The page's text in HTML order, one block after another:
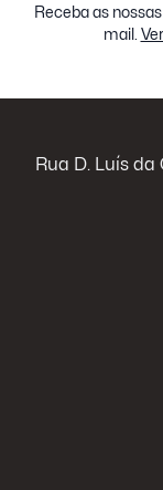
Receba as
mail.
Rua D. Luís